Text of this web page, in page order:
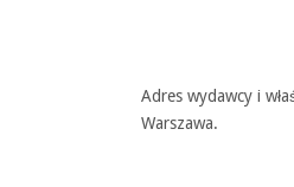
Adres wydawcy i
Warszawa.